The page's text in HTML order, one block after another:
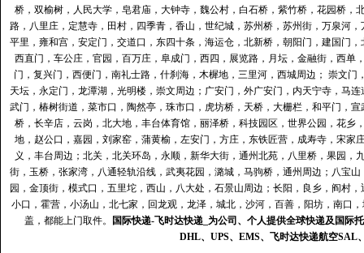
桥，双榆树，人民大学，皂君庙，大钟寺，魏公村，白石桥，紫竹桥，花园桥
路，八里庄，定慧寺，田村，四季青，香山，世纪城，苏州桥，苏州街，万泉河
平里，雍和宫，安定门，交道口，东四十条，海运仓，北新桥，朝阳门，建国门
西直门，车公庄，官园，百万庄，阜成门，西四，展览路，月坛，金融街，西
门，复兴门，西便门，南礼士路，什刹海，木樨地，三里河，西城周边； 崇文
天坛，永定门，龙潭湖，光明楼，崇文周边；广安门，外广安门，内天宁寺，马
武门，椿树街道，菜市口，陶然亭，珠市口，虎坊桥，天桥，大栅栏，和平门，
桥，长辛店，云岗，北大地，丰台体育馆，丽泽桥，科技园区，世界公园，花
地，赵公口，嘉园，刘家窑，蒲黄榆，左安门，方庄，东铁匠营，成寿寺，宋
义，丰台周边；北关，北关环岛，永顺，新华大街，通州北苑，八里桥，果园
街，玉桥，张家湾，八通轻轨沿线，武夷花园，潞城，马驹桥，通州周边；八宝
园，金顶街，模式口，五里坨，西山，八大处，石景山周边；长阳，良乡，阎村
小口，霍营，小汤山，北七家，回龙观，龙泽，城北，沙河，百善，阳坊，南口
盖，都能上门取件。
国际快递-飞时达快递_为公司、个人提供全球快递及国际
DHL、 UPS、 EMS、 飞时达快递航空SAL